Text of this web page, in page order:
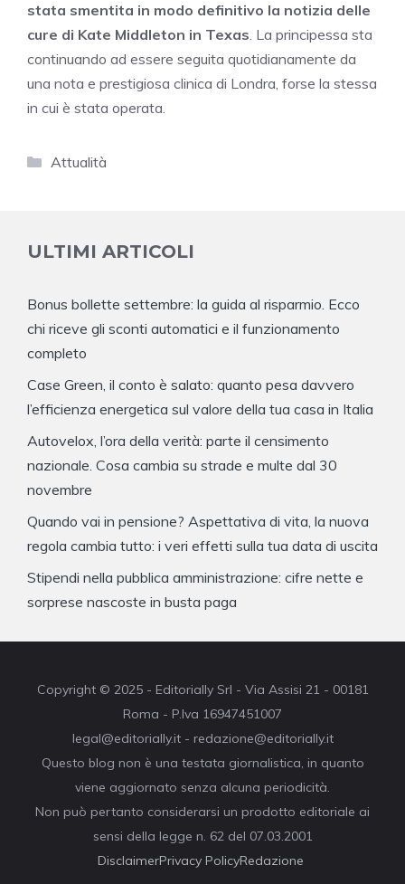
stata smentita in modo definitivo la notizia delle
cure di Kate Middleton in Texas. La principessa sta
continuando ad essere seguita quotidianamente da
una nota e prestigiosa clinica di Londra, forse la stessa
in cui è stata operata.
Categorie
Attualità
ULTIMI ARTICOLI
Bonus bollette settembre: la guida al risparmio. Ecco
chi riceve gli sconti automatici e il funzionamento
completo
Case Green, il conto è salato: quanto pesa davvero
l’efficienza energetica sul valore della tua casa in Italia
Autovelox, l’ora della verità: parte il censimento
nazionale. Cosa cambia su strade e multe dal 30
novembre
Quando vai in pensione? Aspettativa di vita, la nuova
regola cambia tutto: i veri effetti sulla tua data di uscita
Stipendi nella pubblica amministrazione: cifre nette e
sorprese nascoste in busta paga
Copyright © 2025 - Editorially Srl - Via Assisi 21 - 00181
Roma - P.Iva 16947451007
legal@editorially.it - redazione@editorially.it
Questo blog non è una testata giornalistica, in quanto
viene aggiornato senza alcuna periodicità.
Non può pertanto considerarsi un prodotto editoriale ai
sensi della legge n. 62 del 07.03.2001
DisclaimerPrivacy PolicyRedazione